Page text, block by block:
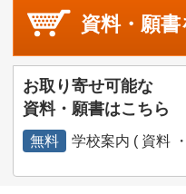
資料・願書
お取り寄せ可能な
資料・願書はこちら
無料 学校案内 ( 資料